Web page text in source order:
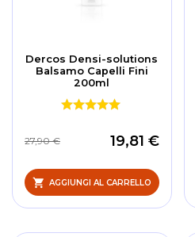
Dercos Densi-solutions
Balsamo Capelli Fini
200ml
19,81 €
27,90 €
AGGIUNGI AL CARRELLO